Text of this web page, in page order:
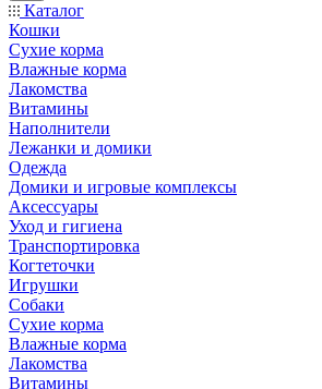
Каталог
Кошки
Сухие корма
Влажные корма
Лакомства
Витамины
Наполнители
Лежанки и домики
Одежда
Домики и игровые комплексы
Аксессуары
Уход и гигиена
Транспортировка
Когтеточки
Игрушки
Собаки
Сухие корма
Влажные корма
Лакомства
Витамины